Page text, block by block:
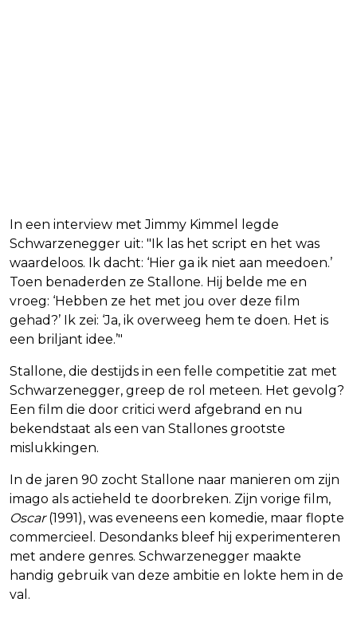
In een interview met Jimmy Kimmel legde
Schwarzenegger uit: "Ik las het script en het was
waardeloos. Ik dacht: ‘Hier ga ik niet aan meedoen.’
Toen benaderden ze Stallone. Hij belde me en
vroeg: ‘Hebben ze het met jou over deze film
gehad?’ Ik zei: ‘Ja, ik overweeg hem te doen. Het is
een briljant idee.’"
Stallone, die destijds in een felle competitie zat met
Schwarzenegger, greep de rol meteen. Het gevolg?
Een film die door critici werd afgebrand en nu
bekendstaat als een van Stallones grootste
mislukkingen.
In de jaren 90 zocht Stallone naar manieren om zijn
imago als actieheld te doorbreken. Zijn vorige film,
Oscar(1991), was eveneens een komedie, maar flopte
commercieel. Desondanks bleef hij experimenteren
met andere genres. Schwarzenegger maakte
handig gebruik van deze ambitie en lokte hem in de
val.